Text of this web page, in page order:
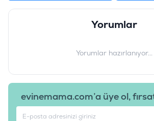
Yorumlar
Yorumlar hazırlanıyor...
evinemama.com’a üye ol,